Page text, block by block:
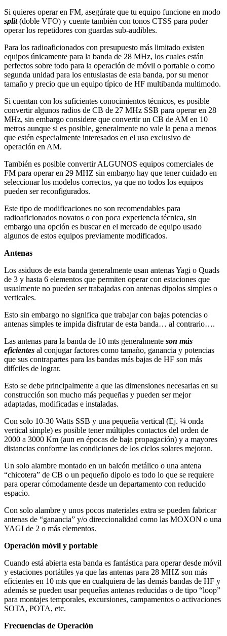
Si quieres operar en FM, asegúrate que tu equipo funcione en modo
split(doble VFO) y cuente también con tonos CTSS para poder
operar los repetidores con guardas sub-audibles.
Para los radioaficionados con presupuesto más limitado existen
equipos únicamente para la banda de 28 MHz, los cuales están
perfectos sobre todo para la operación de móvil o portable o como
segunda unidad para los entusiastas de esta banda, por su menor
tamaño y precio que un equipo típico de HF multibanda multimodo.
Si cuentan con los suficientes conocimientos técnicos, es posible
convertir algunos radios de CB de 27 MHz SSB para operar en 28
MHz, sin embargo considere que convertir un CB de AM en 10
metros aunque si es posible, generalmente no vale la pena a menos
que estén especialmente interesados en el uso exclusivo de
operación en AM.
También es posible convertir ALGUNOS equipos comerciales de
FM para operar en 29 MHZ sin embargo hay que tener cuidado en
seleccionar los modelos correctos, ya que no todos los equipos
pueden ser reconfigurados.
Este tipo de modificaciones no son recomendables para
radioaficionados novatos o con poca experiencia técnica, sin
embargo una opción es buscar en el mercado de equipo usado
algunos de estos equipos previamente modificados.
Antenas
Los asiduos de esta banda generalmente usan antenas Yagi o Quads
de 3 y hasta 6 elementos que permiten operar con estaciones que
usualmente no pueden ser trabajadas con antenas dipolos simples o
verticales.
Esto sin embargo no significa que trabajar con bajas potencias o
antenas simples te impida disfrutar de esta banda… al contrario….
Las antenas para la banda de 10 mts generalmente son más
eficientes al conjugar factores como tamaño, ganancia y potencias
que sus contrapartes para las bandas más bajas de HF son más
difíciles de lograr.
Esto se debe principalmente a que las dimensiones necesarias en su
construcción son mucho más pequeñas y pueden ser mejor
adaptadas, modificadas e instaladas.
Con solo 10-30 Watts SSB y una pequeña vertical (Ej. ¼ onda
vertical simple) es posible tener múltiples contactos del orden de
2000 a 3000 Km (aun en épocas de baja propagación) y a mayores
distancias conforme las condiciones de los ciclos solares mejoran.
Un solo alambre montado en un balcón metálico o una antena
“chicotera” de CB o un pequeño dipolo es todo lo que se requiere
para operar cómodamente desde un departamento con reducido
espacio.
Con solo alambre y unos pocos materiales extra se pueden fabricar
antenas de “ganancia” y/o direccionalidad como las MOXON o una
YAGI de 2 o más elementos.
Operación móvil y portable
Cuando está abierta esta banda es fantástica para operar desde móvil
y estaciones portátiles ya que las antenas para 28 MHZ son más
eficientes en 10 mts que en cualquiera de las demás bandas de HF y
además se pueden usar pequeñas antenas reducidas o de tipo “loop”
para montajes temporales, excursiones, campamentos o activaciones
SOTA, POTA, etc.
Frecuencias de Operación